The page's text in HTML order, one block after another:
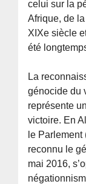
celui sur la
Afrique, de
XIXe siècle
été
La
génocide du
représente
victoire. En
le
reconnu le
mai 2016,